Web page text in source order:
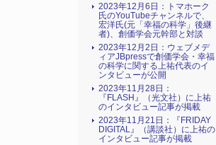
2023年12月6日：トマホーク
氏のYouTubeチャンネルで、
宏洋氏(元「幸福の科学」後継
者)、創価学会元幹部と対談
2023年12月2日：ウェブメデ
ィアJBpressで創価学会・幸福
の科学に関する上祐代表のイ
ンタビューが公開
2023年11月28日：
『FLASH』（光文社）に上祐
のインタビュー記事が掲載
2023年11月21日：『FRIDAY
DIGITAL』（講談社）に上祐の
インタビュー記事が掲載